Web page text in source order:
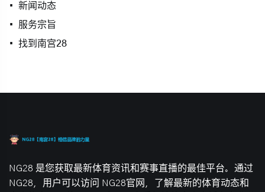
新闻动态
服务宗旨
找到南宫28
NG28 是您获取最新体育资讯和赛事直播的最佳平台。通过
NG28，用户可以访问 NG28官网，了解最新的体育动态和